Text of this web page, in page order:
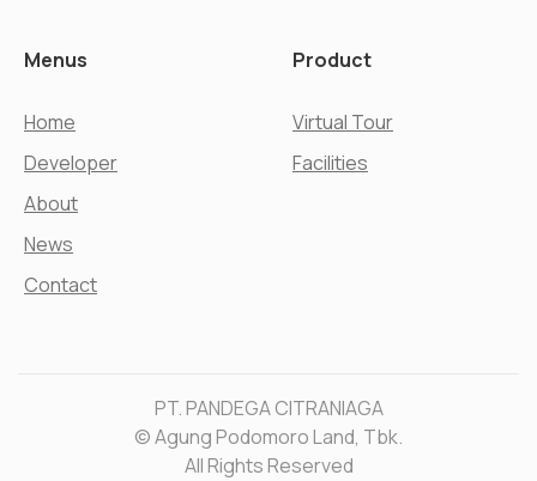
Menus
Home
Developer
About
News
Contact
Product
Virtual Tour
Facilities
PT. PANDEGA CITRANIAGA
© Agung Podomoro Land, Tbk.
All Rights Reserved